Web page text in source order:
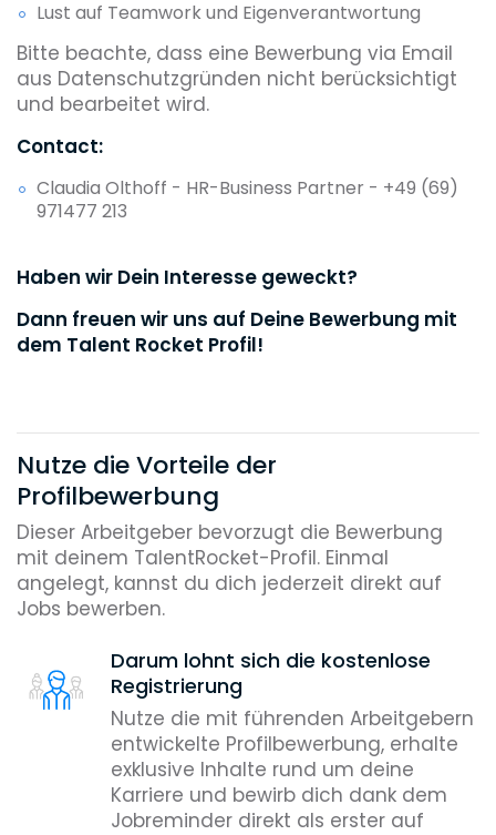
Lust auf Teamwork und Eigenverantwortung
Bitte beachte, dass eine Bewerbung via Email
aus Datenschutzgründen nicht berücksichtigt
und bearbeitet wird.
Contact:
Claudia Olthoff - HR-Business Partner - +49 (69)
971477 213
Haben wir Dein Interesse geweckt?
Dann freuen wir uns auf Deine Bewerbung mit
dem Talent Rocket Profil!
Nutze die Vorteile der
Profilbewerbung
Dieser Arbeitgeber bevorzugt die Bewerbung
mit deinem TalentRocket-Profil. Einmal
angelegt, kannst du dich jederzeit direkt auf
Jobs bewerben.
Darum lohnt sich die kostenlose
Registrierung
Nutze die mit führenden Arbeitgebern
entwickelte Profilbewerbung, erhalte
exklusive Inhalte rund um deine
Karriere und bewirb dich dank dem
Jobreminder direkt als erster auf